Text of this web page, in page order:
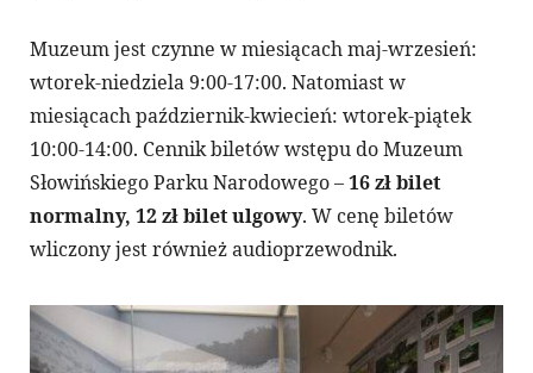
Muzeum jest czynne w miesiącach maj-wrzesień:
wtorek-niedziela 9:00-17:00. Natomiast w
miesiącach październik-kwiecień: wtorek-piątek
10:00-14:00. Cennik biletów wstępu do Muzeum
Słowińskiego Parku Narodowego –16 zł bilet
normalny, 12 zł bilet ulgowy. W cenę biletów
wliczony jest również audioprzewodnik.